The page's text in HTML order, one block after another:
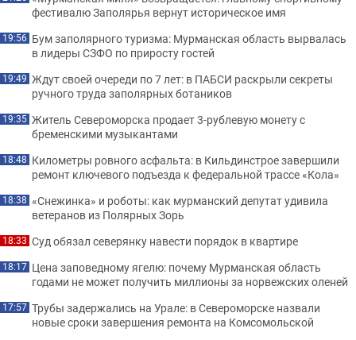
фестивалю Заполярья вернут историческое имя
19:56 Бум заполярного туризма: Мурманская область вырвалась
в лидеры СЗФО по приросту гостей
19:49 Ждут своей очереди по 7 лет: в ПАБСИ раскрыли секреты
ручного труда заполярных ботаников
19:35 Житель Североморска продает 3-рублевую монету с
бременскими музыкантами
18:48 Километры ровного асфальта: в Кильдинстрое завершили
ремонт ключевого подъезда к федеральной трассе «Кола»
18:38 «Снежинка» и роботы: как мурманский депутат удивила
ветеранов из Полярных Зорь
18:33 Суд обязал северянку навести порядок в квартире
18:17 Цена заповедному ягелю: почему Мурманская область
годами не может получить миллионы за норвежских оленей
17:57 Трубы задержались на Урале: в Североморске назвали
новые сроки завершения ремонта на Комсомольской